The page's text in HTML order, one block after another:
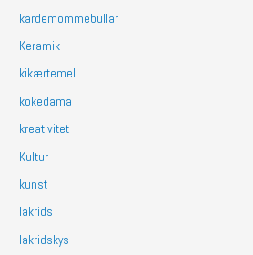
kardemommebullar
Keramik
kikærtemel
kokedama
kreativitet
Kultur
kunst
lakrids
lakridskys